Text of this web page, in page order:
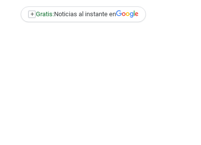
+ Gratis:Noticias al instante en